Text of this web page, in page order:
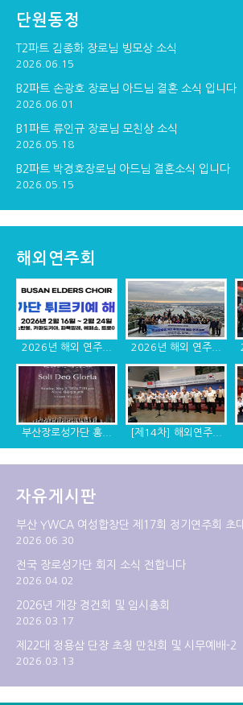
구포교회 연주 창단30주년기념 순...
창단 30주년 기념 ...
단원동정
T2파트 김종화 장로님 빙모상 소식
2026.06.15
B2파트 손광호 장로님 아드님 결혼 소식 입니다
2026.06.01
B1파트 류인규 장로님 모친상 소식
2026.05.18
B2파트 박경호장로님 아드님 결혼소식 입니다
2026.05.15
해외연주회
2026년 해외 연주... 2026년 해외 연주...
부산장로성가단 홍... [제14차] 해외연주...
[제12차] 2014년 ... [제11차] 미국 디...
자유게시판
부산 YWCA 여성합창단 제17회 정기연주회 초
2026.06.30
전국 장로성가단 회지 소식 전합니다
2026.04.02
2026년 개강 경건회 및 임시총회
2026.03.17
제22대 정용삼 단장 초청 만찬회 및 시무예배-2
2026.03.13